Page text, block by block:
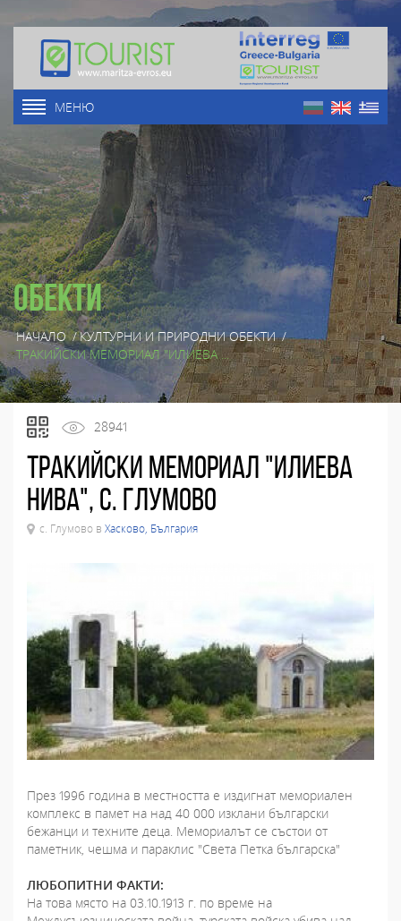
МЕНЮ
Обекти
НАЧАЛО/КУЛТУРНИ И ПРИРОДНИ ОБЕКТИ/
ТРАКИЙСКИ МЕМОРИАЛ "ИЛИЕВА ...
28941
Тракийски мемориал "Илиева
нива", с. Глумово
с. Глумово в Хасково, България
През 1996 година в местността е издигнат мемориален
комплекс в памет на над 40 000 изклани български
бежанци и техните деца. Мемориалът се състои от
паметник, чешма и параклис "Света Петка българска"
ЛЮБОПИТНИ ФАКТИ:
На това място на 03.10.1913 г. по време на